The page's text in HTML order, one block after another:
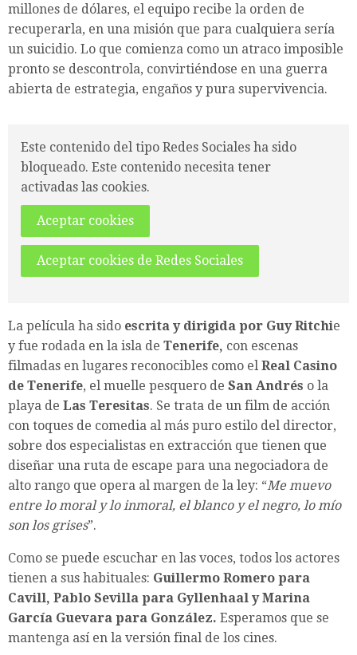
millones de dólares, el equipo recibe la orden de
recuperarla, en una misión que para cualquiera sería
un suicidio. Lo que comienza como un atraco imposible
pronto se descontrola, convirtiéndose en una guerra
abierta de estrategia, engaños y pura supervivencia.
Este contenido del tipo Redes Sociales ha sido
bloqueado. Este contenido necesita tener
activadas las cookies.
Aceptar cookies
Aceptar cookies de Redes Sociales
La película ha sido escrita y dirigida por Guy Ritchie
y fue rodada en la isla de Tenerife, con escenas
filmadas en lugares reconocibles como el Real Casino
de Tenerife, el muelle pesquero de San Andrés o la
playa de Las Teresitas. Se trata de un film de acción
con toques de comedia al más puro estilo del director,
sobre dos especialistas en extracción que tienen que
diseñar una ruta de escape para una negociadora de
alto rango que opera al margen de la ley: “Me muevo
entre lo moral y lo inmoral, el blanco y el negro, lo mío
son los grises”.
Como se puede escuchar en las voces, todos los actores
tienen a sus habituales: Guillermo Romero para
Cavill, Pablo Sevilla para Gyllenhaal y Marina
García Guevara para González. Esperamos que se
mantenga así en la versión final de los cines.